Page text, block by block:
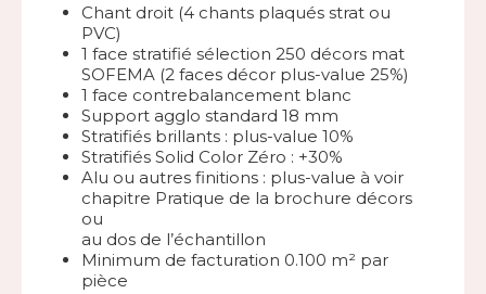
Chant droit (4 chants plaqués strat ou
PVC)
1 face stratifié sélection 250 décors mat
SOFEMA (2 faces décor plus-value 25%)
1 face contrebalancement blanc
Support agglo standard 18 mm
Stratifiés brillants : plus-value 10%
Stratifiés Solid Color Zéro : +30%
Alu ou autres finitions : plus-value à voir
chapitre Pratique de la brochure décors
ou
au dos de l’échantillon
Minimum de facturation 0.100 m² par
pièce